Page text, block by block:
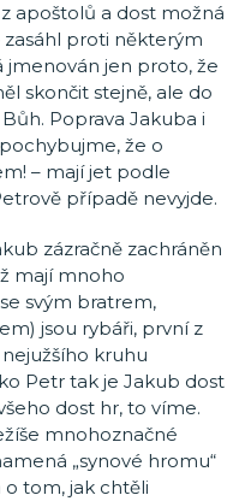
apoštolů a dost možná
proti některým
jen proto, že
skončit stejně, ale do
Poprava Jakuba i
že o
– mají jet podle
případě nevyjde.
zázračně zachráněn
mají mnoho
svým bratrem,
jsou rybáři, první z
kruhu
Petr tak je Jakub dost
dost hr, to víme.
mnohoznačné
„synové hromu“
o tom, jak chtěli